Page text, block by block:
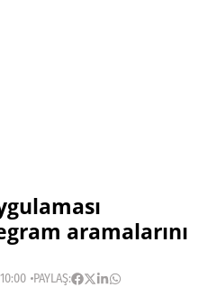
aramalarını
PAYLAŞ: